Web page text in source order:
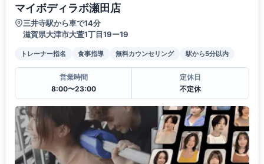
マイボディラボ瀬田店
三井寺駅から車で14分
滋賀県大津市大萱1丁目19ー19
トレーナー指名 食事指導 無料カウンセリング 駅から5分以内
営業時間
8:00〜23:00
定休日
不定休